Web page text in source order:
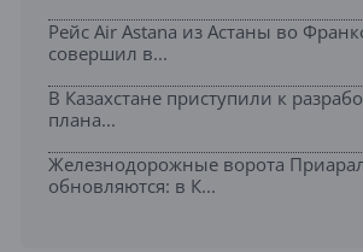
Рейс Air Astana из Астаны во
совершил в...
В Казахстане приступили к
плана...
Железнодорожные ворота
обновляются: в К...